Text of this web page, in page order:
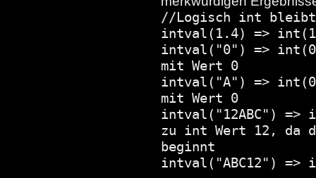
//Logisch int
intval(1.4) =>
intval("0") =>
mit Wert 0
intval("A") =>
mit Wert 0
intval("12ABC") =>
zu int Wert 12, da
beginnt
intval("ABC12") =>